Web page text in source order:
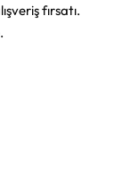
fırsatı.